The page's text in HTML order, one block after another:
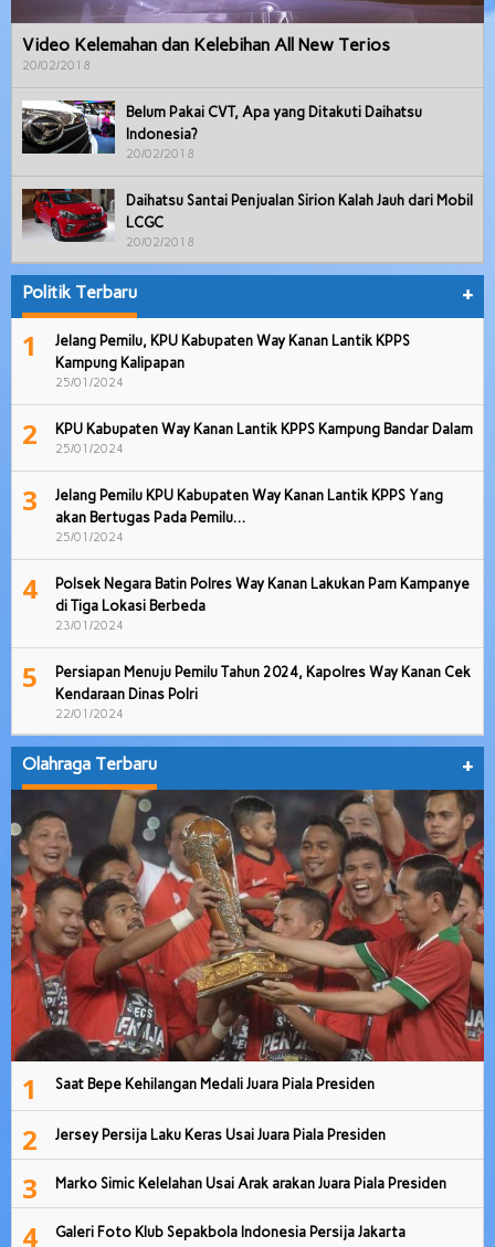
Video Kelemahan dan Kelebihan All New Terios
20/02/2018
Belum Pakai CVT, Apa yang Ditakuti Daihatsu
Indonesia?
20/02/2018
Daihatsu Santai Penjualan Sirion Kalah Jauh dari Mobil
LCGC
20/02/2018
Politik Terbaru +
1
Jelang Pemilu, KPU Kabupaten Way Kanan Lantik KPPS
Kampung Kalipapan
25/01/2024
2 KPU Kabupaten Way Kanan Lantik KPPS Kampung Bandar Dalam
25/01/2024
3
Jelang Pemilu KPU Kabupaten Way Kanan Lantik KPPS Yang
akan Bertugas Pada Pemilu…
25/01/2024
4
Polsek Negara Batin Polres Way Kanan Lakukan Pam Kampanye
di Tiga Lokasi Berbeda
23/01/2024
5
Persiapan Menuju Pemilu Tahun 2024, Kapolres Way Kanan Cek
Kendaraan Dinas Polri
22/01/2024
Olahraga Terbaru +
1 Saat Bepe Kehilangan Medali Juara Piala Presiden
2 Jersey Persija Laku Keras Usai Juara Piala Presiden
3 Marko Simic Kelelahan Usai Arak arakan Juara Piala Presiden
4 Galeri Foto Klub Sepakbola Indonesia Persija Jakarta